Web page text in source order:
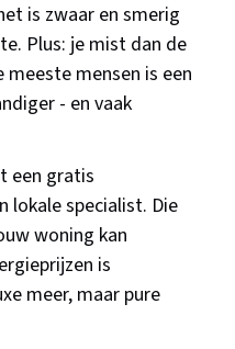
is zwaar en smerig
Plus: je mist dan de
mensen is een
- en vaak
een gratis
lokale specialist. Die
woning kan
is
meer, maar pure